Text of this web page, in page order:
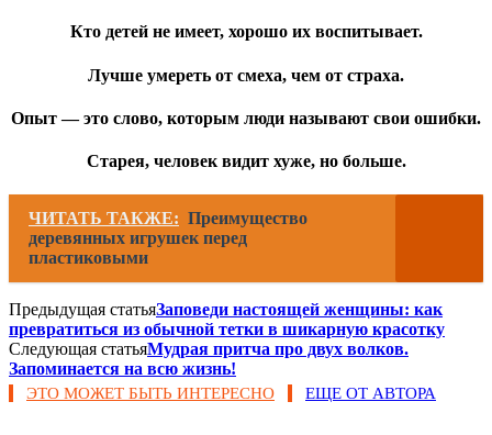
Кто детей не имеет, хорошо их воспитывает.
Лучше умереть от смеха, чем от страха.
Опыт — это слово, которым люди называют свои ошибки.
Старея, человек видит хуже, но больше.
ЧИТАТЬ ТАКЖЕ: Преимущество
деревянных игрушек перед
пластиковыми
Предыдущая статьяЗаповеди настоящей женщины: как
превратиться из обычной тетки в шикарную красотку
Следующая статьяМудрая притча про двух волков.
Запоминается на всю жизнь!
ЭТО МОЖЕТ БЫТЬ ИНТЕРЕСНО ЕЩЕ ОТ АВТОРА